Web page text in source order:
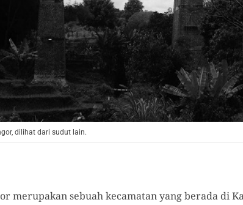
dilihat dari sudut lain.
merupakan sebuah kecamatan yang berada di